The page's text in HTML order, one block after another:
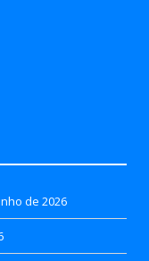
de 2026